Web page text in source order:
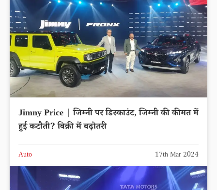
Jimny Price | जिम्नी पर डिस्काउंट, जिम्नी की कीमत में
हुई कटौती? बिक्री में बढ़ोतरी
Auto 17th Mar 2024